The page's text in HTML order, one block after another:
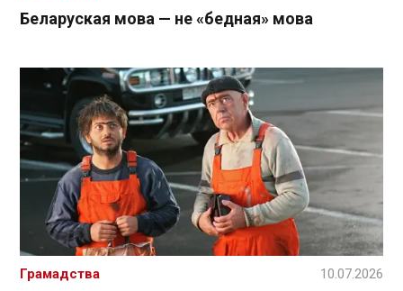
Беларуская мова — не «бедная» мова
Грамадства 10.07.2026